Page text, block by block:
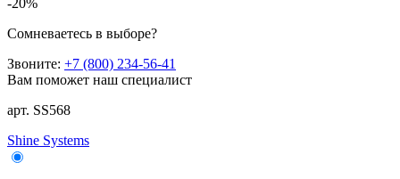
Сомневаетесь в выборе?
Звоните: +7 (800) 234-56-41
Вам поможет наш специалист
арт. SS568
Shine Systems